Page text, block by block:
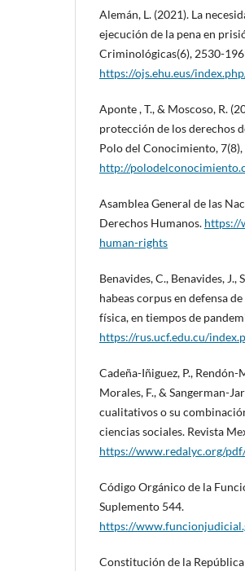
Alemán, L. (2021). La
ejecución de la pena en
Criminológicas(6), 2530-
https://ojs.ehu.eus/
Aponte , T., & Moscoso, R.
protección de los derechos
Polo del Conocimiento,
http://
Asamblea General de las
Derechos Humanos. https://
human-rights
Benavides, C., Benavides,
habeas corpus en defensa
física, en tiempos de
https://rus.ucf.edu.cu/
Cadeña-Iñiguez, P.,
Morales, F., & Sangerman-
cualitativos o su
ciencias sociales. Revista
https://www.redalyc.org/
Código Orgánico de la
Suplemento 544.
https://
Constitución de la